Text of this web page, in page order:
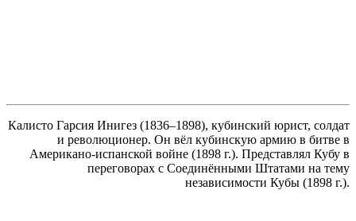
Калисто Гарсия Инигез (1836–1898), кубинский юрист, солдат
и революционер. Он вёл кубинскую армию в битве в
Американо-испанской войне (1898 г.). Представлял Кубу в
переговорах с Соединёнными Штатами на тему
независимости Кубы (1898 г.).